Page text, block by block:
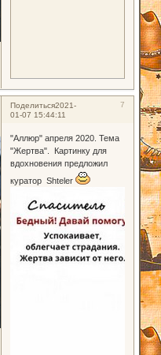
Поделиться 7
2021-
01-07 15:44:11
"Аллюр" апреля 2020. Тема
"Жертва". Картинку для
вдохновения предложил
куратор Shteler